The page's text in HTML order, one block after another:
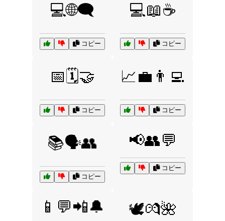
💻🌐🗨️
コピー
💻📖☕
コピー
📅🗓️🤝
コピー
📈💼👨‍💻
コピー
📚🗣️👥
コピー
📢👥💬
コピー
📱💬📲🔔 🕊️💏🌺